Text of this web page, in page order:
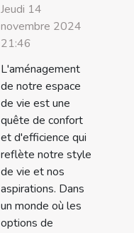
Jeudi 14
novembre 2024
21:46
L'aménagement
de notre espace
de vie est une
quête de confort
et d'efficience qui
reflète notre style
de vie et nos
aspirations. Dans
un monde où les
options de